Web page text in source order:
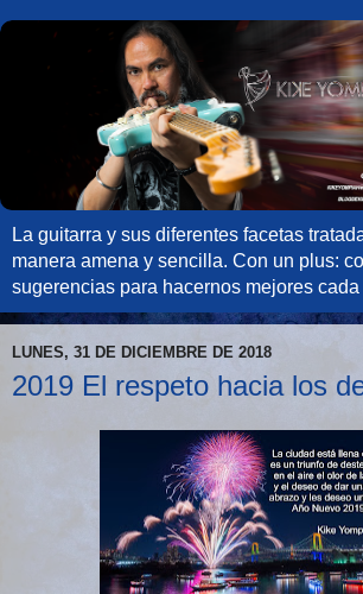
La guitarra y sus diferentes facetas
manera amena y sencilla. Con un plus:
sugerencias para hacernos mejores cada
LUNES, 31 DE DICIEMBRE DE 2018
2019 El respeto hacia los